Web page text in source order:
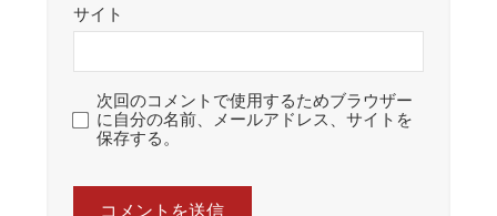
サイト
次回のコメントで使用するためブラウザー
に自分の名前、メールアドレス、サイトを
保存する。